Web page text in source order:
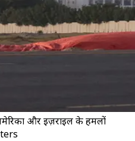
और इज़राइल के हमलों